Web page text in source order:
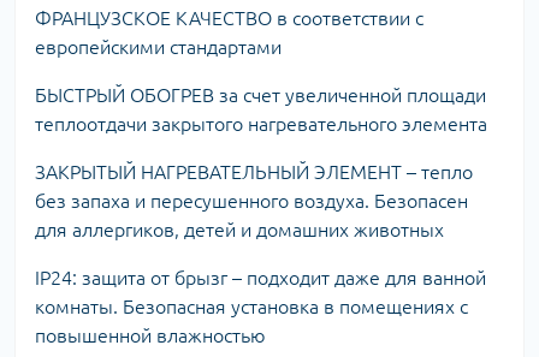
ФРАНЦУЗСКОЕ КАЧЕСТВО в соответствии с
европейскими стандартами
БЫСТРЫЙ ОБОГРЕВ за счет увеличенной площади
теплоотдачи закрытого нагревательного элемента
ЗАКРЫТЫЙ НАГРЕВАТЕЛЬНЫЙ ЭЛЕМЕНТ – тепло
без запаха и пересушенного воздуха. Безопасен
для аллергиков, детей и домашних животных
IP24: защита от брызг – подходит даже для ванной
комнаты. Безопасная установка в помещениях с
повышенной влажностью